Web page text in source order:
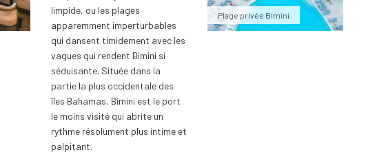
Plage privée Bimini
limpide, ou les plages
apparemment imperturbables
qui dansent timidement avec les
vagues qui rendent Bimini si
séduisante. Située dans la
partie la plus occidentale des
îles Bahamas, Bimini est le port
le moins visité qui abrite un
rythme résolument plus intime et
palpitant.